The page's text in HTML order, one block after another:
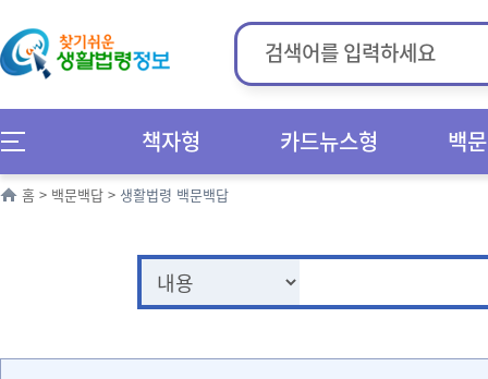
책자형 카드뉴스형 백
홈 > 백문백답 > 생활법령 백문백답